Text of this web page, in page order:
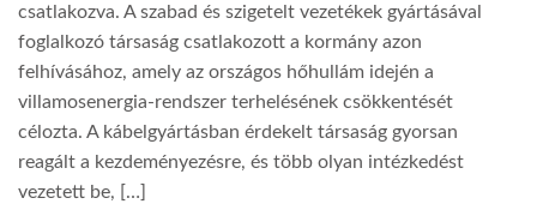
csatlakozva. A szabad és szigetelt vezetékek gyártásával
foglalkozó társaság csatlakozott a kormány azon
felhívásához, amely az országos hőhullám idején a
villamosenergia-rendszer terhelésének csökkentését
célozta. A kábelgyártásban érdekelt társaság gyorsan
reagált a kezdeményezésre, és több olyan intézkedést
vezetett be, […]